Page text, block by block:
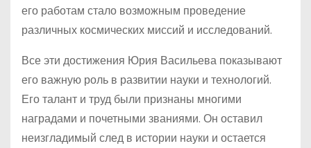
его работам стало возможным проведение
различных космических миссий и исследований.
Все эти достижения Юрия Васильева показывают
его важную роль в развитии науки и технологий.
Его талант и труд были признаны многими
наградами и почетными званиями. Он оставил
неизгладимый след в истории науки и остается